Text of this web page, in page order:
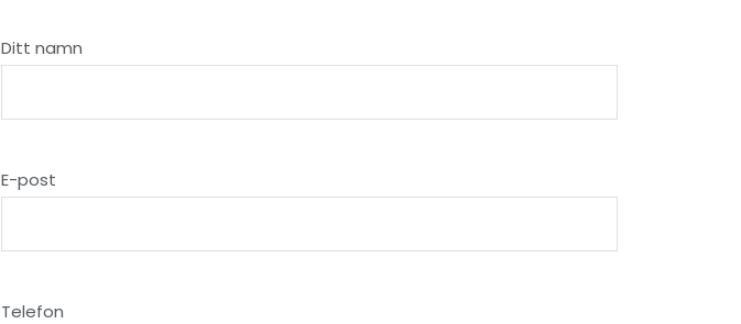
Ditt namn
E-post
Telefon